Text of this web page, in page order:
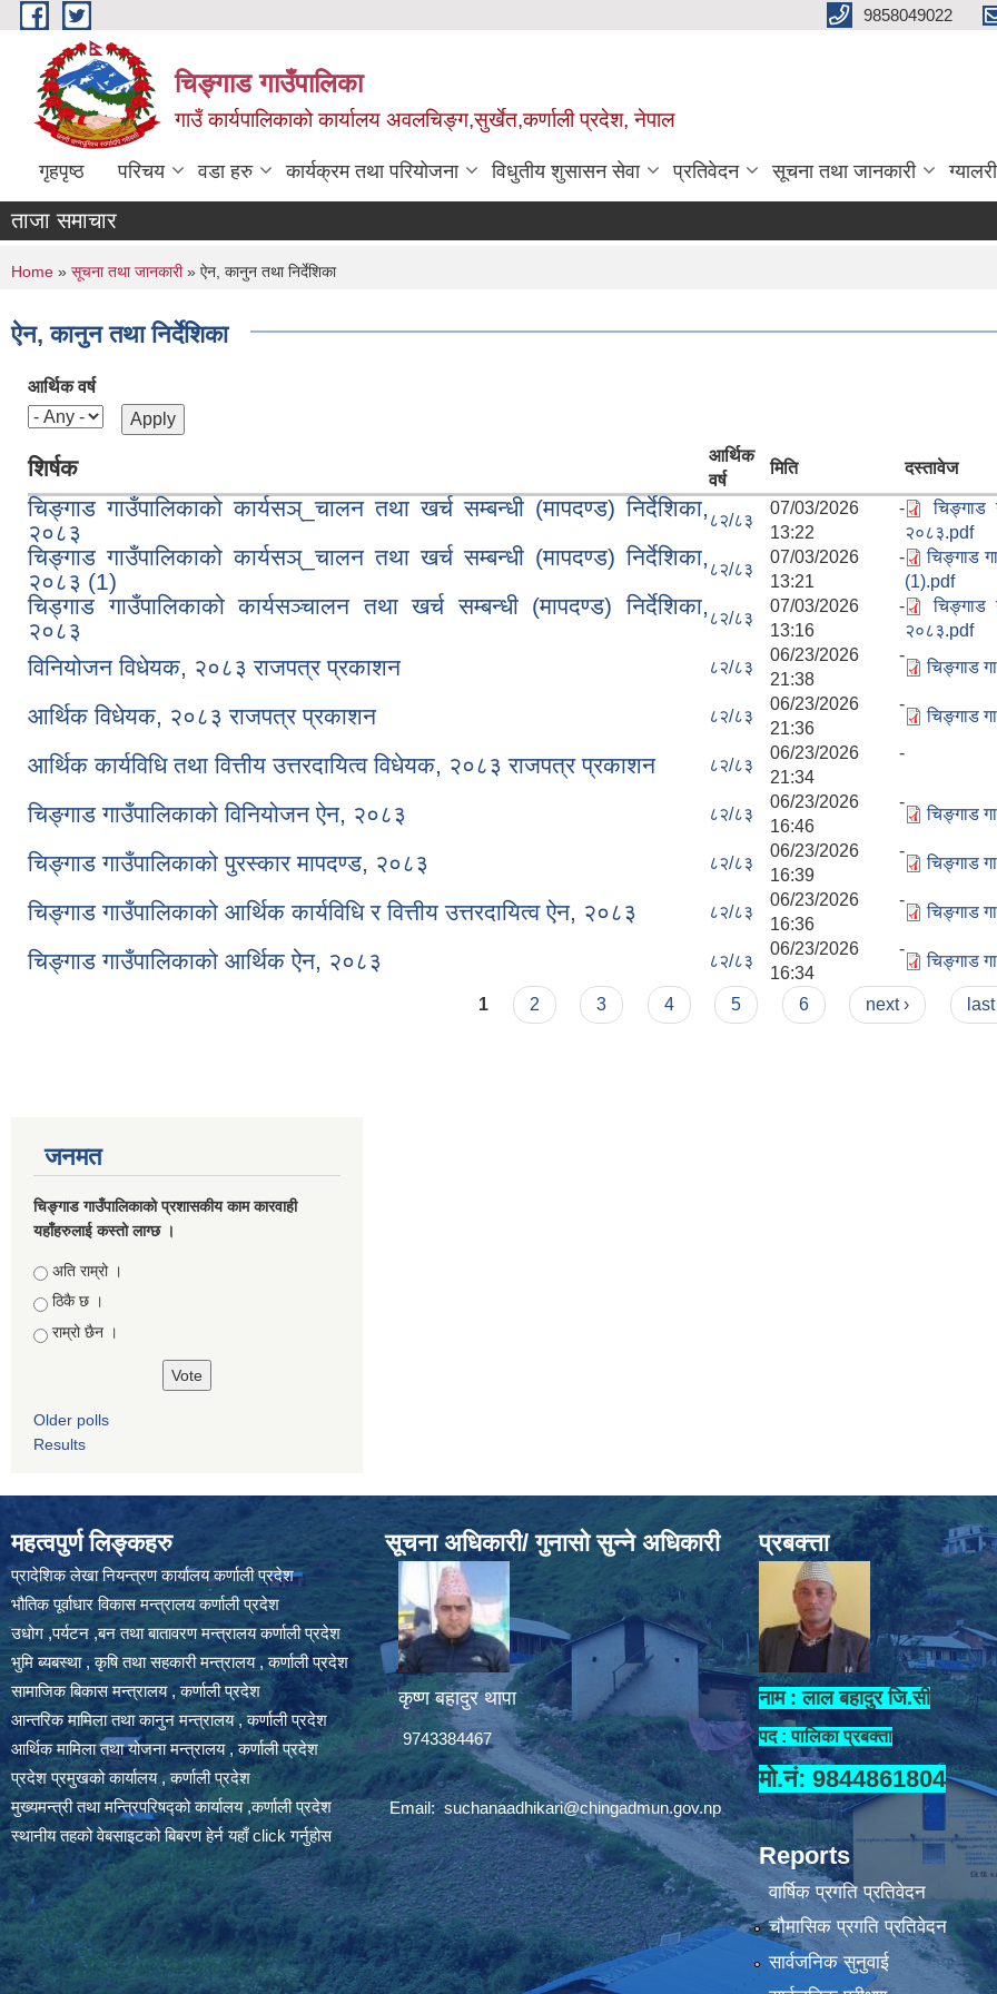
Skip to main content 9858049022
चिङ्गाड गाउँपालिका
गाउँ कार्यपालिकाको कार्यालय अवलचिङ्ग,सुर्खेत,कर्णाली प्रदेश, नेपाल
गृहपृष्ठ परिचय वडा हरु कार्यक्रम तथा परियोजना विधुतीय शुसासन सेवा प्रतिवेदन सूचना तथा जानकारी ग्यालरी
ताजा समाचार
You are here
Home » सूचना तथा जानकारी» ऐन, कानुन तथा निर्देशिका
ऐन, कानुन तथा निर्देशिका
आर्थिक वर्ष
शिर्षक
आर्थिक
वर्ष
मिति दस्तावेज
चिङ्गाड गाउँपालिकाको कार्यसञ्_चालन तथा खर्च सम्बन्धी (मापदण्ड) निर्देशिका,
२०८३
८२/८३
07/03/2026 -
13:22
चिङ्गाड
२०८३.pdf
चिङ्गाड गाउँपालिकाको कार्यसञ्_चालन तथा खर्च सम्बन्धी (मापदण्ड) निर्देशिका,
२०८३ (1)
८२/८३
07/03/2026 -
13:21
चिङ्गाड
(1).pdf
चिड्गाड गाउँपालिकाको कार्यसञ्चालन तथा खर्च सम्बन्धी (मापदण्ड) निर्देशिका,
२०८३
८२/८३
07/03/2026 -
13:16
चिङ्गाड
२०८३.pdf
विनियोजन विधेयक, २०८३ राजपत्र प्रकाशन ८२/८३
06/23/2026 -
21:38
चिङ्गाड
आर्थिक विधेयक, २०८३ राजपत्र प्रकाशन ८२/८३
06/23/2026 -
21:36
चिङ्गाड
आर्थिक कार्यविधि तथा वित्तीय उत्तरदायित्व विधेयक, २०८३ राजपत्र प्रकाशन ८२/८३
06/23/2026 -
21:34
चिङ्गाड गाउँपालिकाको विनियोजन ऐन, २०८३ ८२/८३
06/23/2026 -
16:46
चिङ्गाड
चिङ्गाड गाउँपालिकाको पुरस्कार मापदण्ड, २०८३ ८२/८३
06/23/2026 -
16:39
चिङ्गाड
चिङ्गाड गाउँपालिकाको आर्थिक कार्यविधि र वित्तीय उत्तरदायित्व ऐन, २०८३ ८२/८३
06/23/2026 -
16:36
चिङ्गाड
चिङ्गाड गाउँपालिकाको आर्थिक ऐन, २०८३ ८२/८३
06/23/2026 -
16:34
चिङ्गाड
1 2 3 4 5 6 next ›
जनमत
चिङ्गाड गाउँपालिकाको प्रशासकीय काम कारवाही
यहाँहरुलाई कस्तो लाग्छ ।
Choices
अति राम्रो ।
ठिकै छ ।
राम्रो छैन ।
Older polls
Results
महत्वपुर्ण लिङ्कहरु
प्रादेशिक लेखा नियन्त्रण कार्यालय कर्णाली प्रदेश
भौतिक पूर्वाधार विकास मन्त्रालय कर्णाली प्रदेश
उधोग ,पर्यटन ,बन तथा बातावरण मन्त्रालय कर्णाली प्रदेश
भुमि ब्यबस्था , कृषि तथा सहकारी मन्त्रालय , कर्णाली प्रदेश
सामाजिक बिकास मन्त्रालय , कर्णाली प्रदेश
आन्तरिक मामिला तथा कानुन मन्त्रालय , कर्णाली प्रदेश
आर्थिक मामिला तथा योजना मन्त्रालय , कर्णाली प्रदेश
प्रदेश प्रमुखको कार्यालय , कर्णाली प्रदेश
मुख्यमन्त्री तथा मन्त्रिपरिषद्को कार्यालय ,कर्णाली प्रदेश
स्थानीय तहको वेबसाइटको बिबरण हेर्न यहाँ click गर्नुहोस
सूचना अधिकारी/ गुनासो सुन्ने अधिकारी
कृष्ण बहादुर थापा
9743384467
Email:suchanaadhikari@chingadmun.gov.np
प्रबक्त्ता
नाम : लाल बहादुर जि.सी
पद : पालिका प्रबक्ता
मो.नं: 9844861804
Reports
वार्षिक प्रगति प्रतिवेदन
चौमासिक प्रगति प्रतिवेदन
सार्वजनिक सुनुवाई